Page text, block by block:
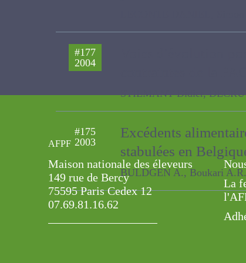
#177
2004
STILMANT Didier,
#175
2003
Excédents
stabulées en
BULDGEN A., Boukari A.R. ,
AFPF
Maison nationale des éleveurs
149 rue de Bercy
75595 Paris Cedex 12
07.69.81.16.62
La